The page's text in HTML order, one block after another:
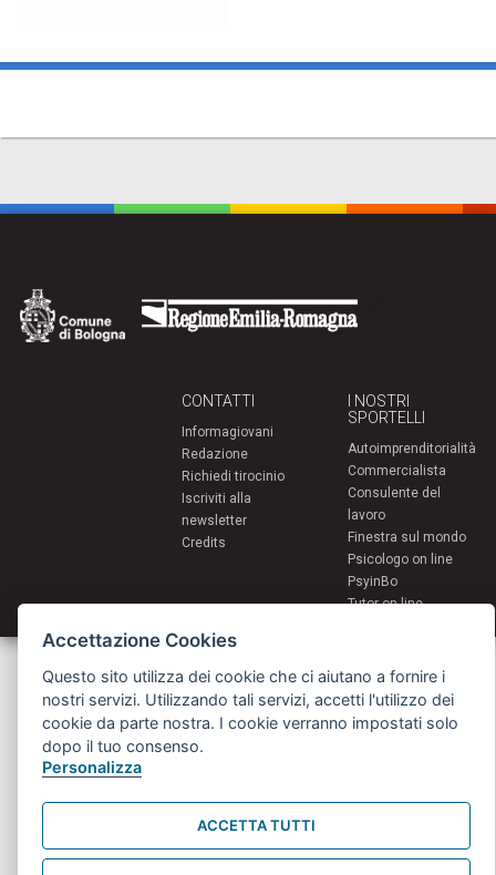
CONTATTI
Informagiovani
Redazione
Richiedi tirocinio
Iscriviti alla
newsletter
Credits
I NOSTRI
SPORTELLI
Autoimprenditorialità
Commercialista
Consulente del
lavoro
Finestra sul mondo
Psicologo on line
PsyinBo
Tutor on line
Comune di Bologna | Piazza Maggiore 6 - 40124 Bologna
giovani@comune.bologna.it
Accettazione Cookies
Questo sito utilizza dei cookie che ci aiutano a fornire i
nostri servizi. Utilizzando tali servizi, accetti l'utilizzo dei
cookie da parte nostra. I cookie verranno impostati solo
dopo il tuo consenso.
Personalizza
ACCETTA TUTTI